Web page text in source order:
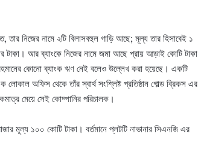
নিজের নামে ২টি বিলাসবহুল গাড়ি আছে; মূল্য তার হিসাবেই ১
টাকা। আর ব্যাংকে নিজের নামে জমা আছে প্রায় আড়াই কোটি টাকা
কোনো ব্যাংক ঋণ নেই বলেও উল্লেখ করা হয়েছে। একটি
অফিস থেকে তাঁর স্বার্থ সংশ্লিষ্ট প্রতিষ্ঠান গোল্ড ব্রিকস এর
মেয়ে সেই কোম্পানির পরিচালক।
মূল্য ১০০ কোটি টাকা। বর্তমানে প্লটটি নাভানার সিএনজি এর